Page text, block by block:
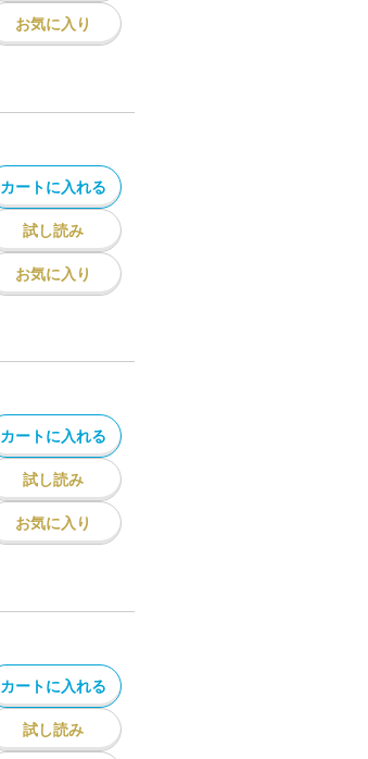
お気に入り
カートに入れる
試し読み
お気に入り
カートに入れる
試し読み
お気に入り
カートに入れる
試し読み